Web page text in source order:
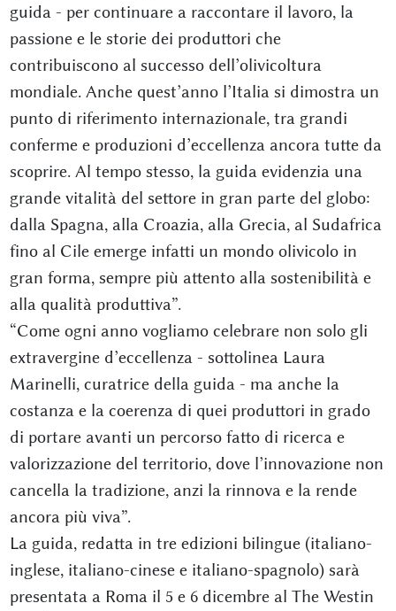
guida - per continuare a raccontare il lavoro, la
passione e le storie dei produttori che
contribuiscono al successo dell’olivicoltura
mondiale. Anche quest’anno l’Italia si dimostra un
punto di riferimento internazionale, tra grandi
conferme e produzioni d’eccellenza ancora tutte da
scoprire. Al tempo stesso, la guida evidenzia una
grande vitalità del settore in gran parte del globo:
dalla Spagna, alla Croazia, alla Grecia, al Sudafrica
fino al Cile emerge infatti un mondo olivicolo in
gran forma, sempre più attento alla sostenibilità e
alla qualità produttiva”.
“Come ogni anno vogliamo celebrare non solo gli
extravergine d’eccellenza - sottolinea Laura
Marinelli, curatrice della guida - ma anche la
costanza e la coerenza di quei produttori in grado
di portare avanti un percorso fatto di ricerca e
valorizzazione del territorio, dove l’innovazione non
cancella la tradizione, anzi la rinnova e la rende
ancora più viva”.
La guida, redatta in tre edizioni bilingue (italiano-
inglese, italiano-cinese e italiano-spagnolo) sarà
presentata a Roma il 5 e 6 dicembre al The Westin